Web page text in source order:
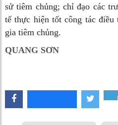
sử tiêm chủng; chỉ đạo các
tế thực hiện tốt công tác
gia tiêm chủng.
QUANG SƠN